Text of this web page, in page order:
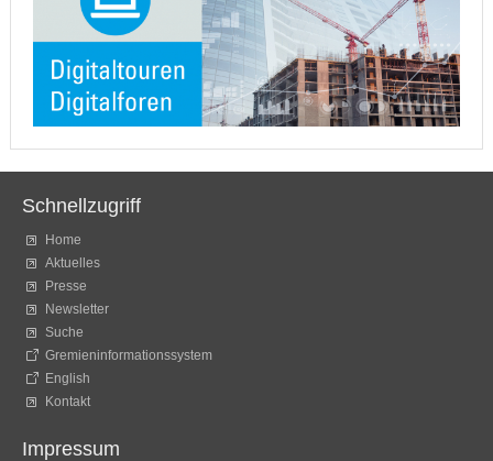
Schnellzugriff
Home
Aktuelles
Presse
Newsletter
Suche
Gremieninformationssystem
English
Kontakt
Impressum